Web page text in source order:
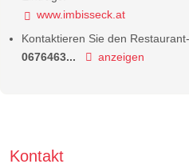
www.imbisseck.at
Kontaktieren Sie den
0676463...
anzeigen
Kontakt